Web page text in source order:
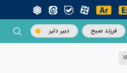
فرزند صبح دبیر دلیر